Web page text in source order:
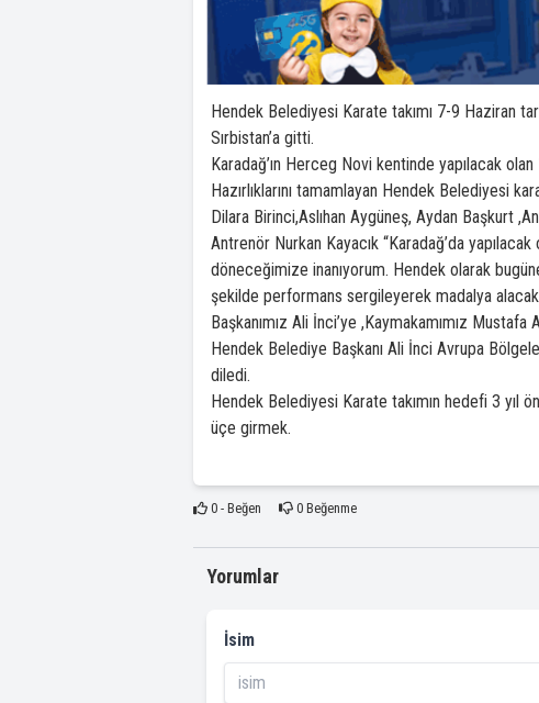
Hendek Belediyesi Karate takımı 7-9 Haziran
Sırbistan’a gitti.
Karadağ’ın Herceg Novi kentinde yapılacak
Hazırlıklarını tamamlayan Hendek Belediyesi
Dilara Birinci,Aslıhan Aygüneş, Aydan Başkurt
Antrenör Nurkan Kayacık “Karadağ’da
döneceğimize inanıyorum. Hendek olarak
şekilde performans sergileyerek madalya
Başkanımız Ali İnci’ye ,Kaymakamımız
Hendek Belediye Başkanı Ali İnci Avrupa
diledi.
Hendek Belediyesi Karate takımın hedefi 3 yıl
üçe girmek.
0- Beğen 0Beğenme
Yorumlar
İsim